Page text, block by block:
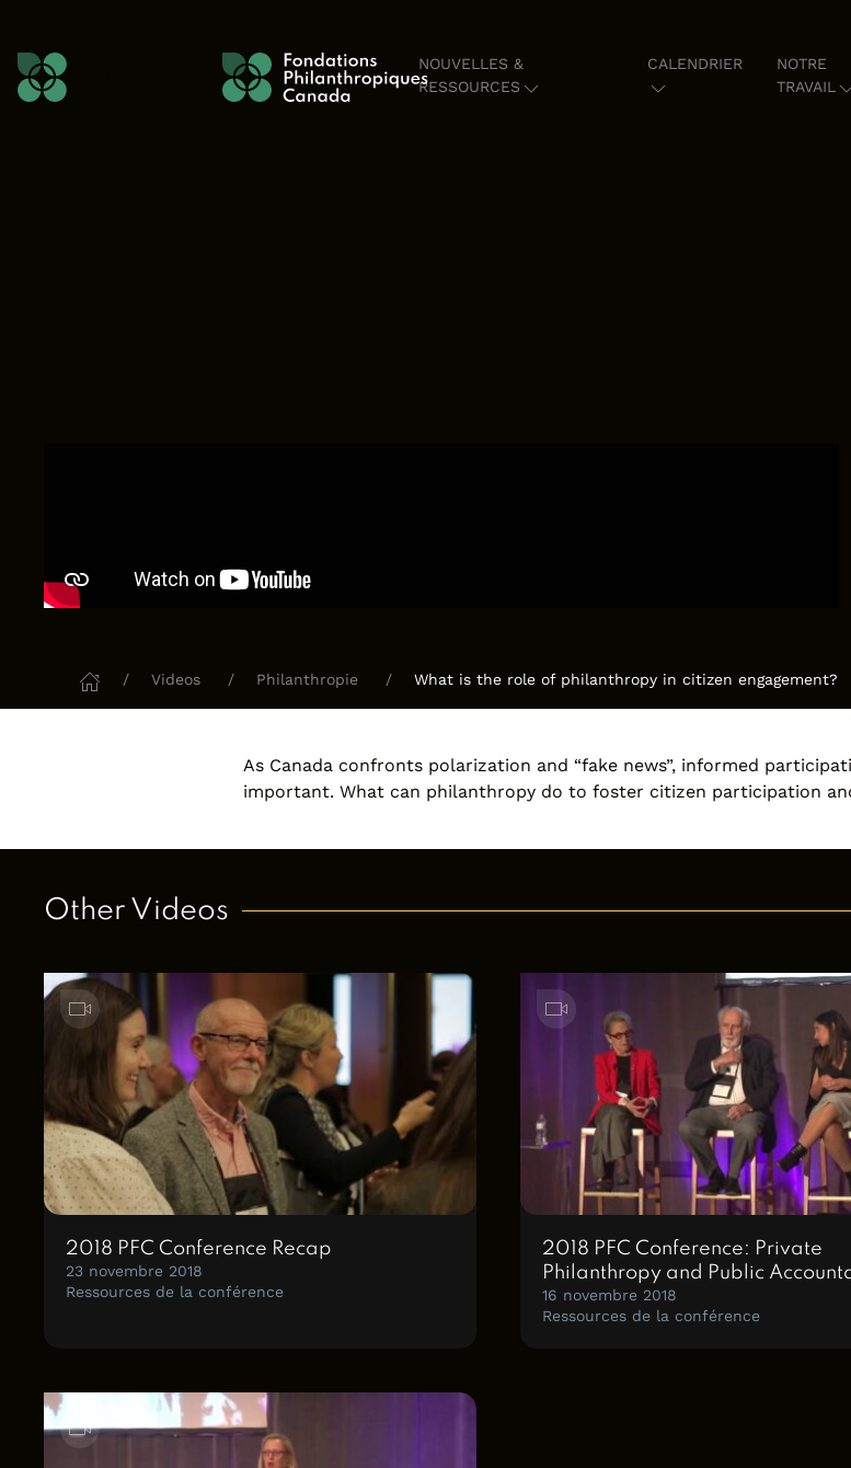
NOUVELLES &
RESSOURCES
CALENDRIER
NOTRE
TRAVAIL
Videos Philanthropie What is the role of philanthropy in citizen engagement?
As Canada confronts polarization and “fake news”, informed
important. What can philanthropy do to foster citizen participation
Other Videos
2018 PFC Conference Recap
23 novembre 2018
Ressources de la conférence
2018 PFC Conference: Private
Philanthropy and Public
16 novembre 2018
Ressources de la conférence